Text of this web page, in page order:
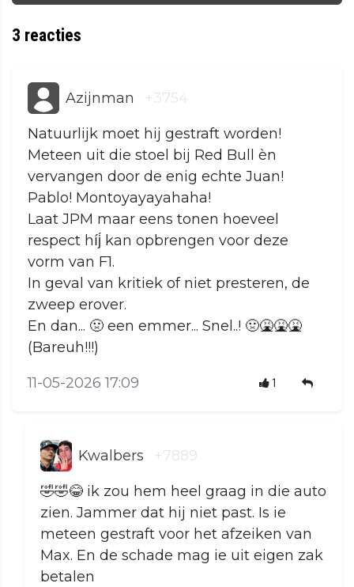
3 reacties
Azijnman +3754
Natuurlijk moet hij gestraft worden!
Meteen uit die stoel bij Red Bull èn
vervangen door de enig echte Juan!
Pablo! Montoyayayahaha!
Laat JPM maar eens tonen hoeveel
respect híj́ kan opbrengen voor deze
vorm van F1.
In geval van kritiek of niet presteren, de
zweep erover.
En dan... 🤢 een emmer... Snel..! 🤢🤮🤮🤮
(Bareuh!!!)
11-05-2026 17:09 1
Kwalbers +7889
🤣🤣😂 ik zou hem heel graag in die auto
zien. Jammer dat hij niet past. Is ie
meteen gestraft voor het afzeiken van
Max. En de schade mag ie uit eigen zak
betalen